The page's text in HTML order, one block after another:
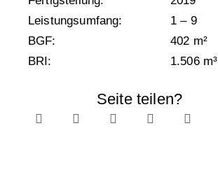
Leistungsumfang:
1 – 9
BGF:
402 m²
BRI:
1.506 m³
Seite teilen?